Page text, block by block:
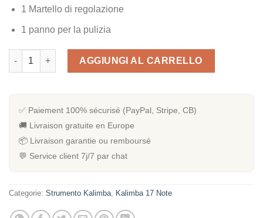
1 Martello di regolazione
1 panno per la pulizia
Quantità [Kit Complet] Kalimba marque Gecko en bois
AGGIUNGI AL CARRELLO
✅ Paiement 100% sécurisé (PayPal, Stripe, CB)
🚚 Livraison gratuite en Europe
📦 Livraison garantie ou remboursé
💬 Service client 7j/7 par chat
Categorie: Strumento Kalimba, Kalimba 17 Note